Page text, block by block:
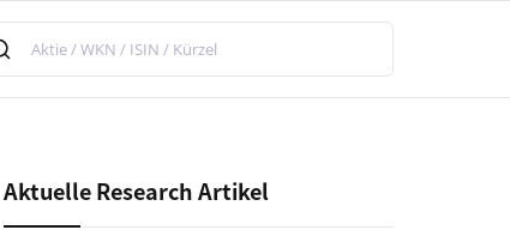
Aktuelle Research Artikel